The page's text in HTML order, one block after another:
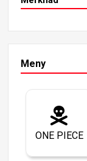
Meny
ONE PIECE